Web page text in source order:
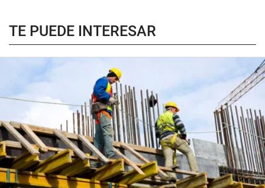
TE PUEDE INTERESAR